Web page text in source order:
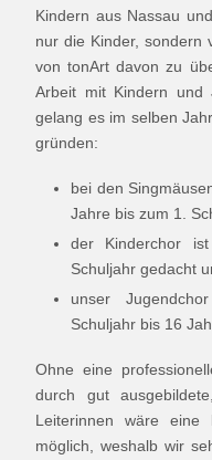
Kindern aus Nassau
nur die Kinder, sondern
von tonArt davon zu
Arbeit mit Kindern und
gelang es im selben
gründen:
bei den
Jahre bis zum 1.
der Kinderchor
Schuljahr gedacht
unser
Schuljahr bis 16
Ohne eine
durch gut
Leiterinnen wäre eine
möglich, weshalb wir